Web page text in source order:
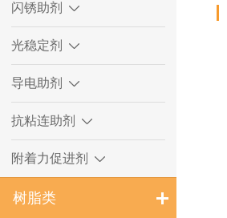
闪锈助剂
光稳定剂
导电助剂
抗粘连助剂
附着力促进剂
树脂类